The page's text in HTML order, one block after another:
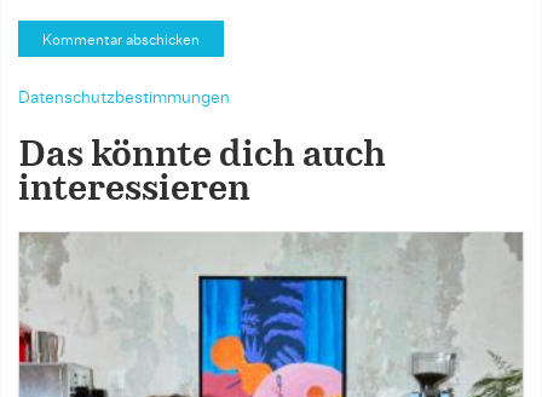
Datenschutzbestimmungen
Das könnte dich auch
interessieren